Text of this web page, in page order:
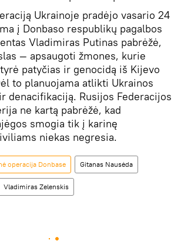
Ukrainoje pradėjo vasario 24
į Donbaso respublikų pagalbos
Vladimiras Putinas pabrėžė,
— apsaugoti žmones, kurie
patyčias ir genocidą iš Kijevo
to planuojama atlikti Ukrainos
denacifikaciją. Rusijos Federacijos
ne kartą pabrėžė, kad
smogia tik į karinę
niekas negresia.
operacija Donbase Gitanas Nausėda
Vladimiras Zelenskis